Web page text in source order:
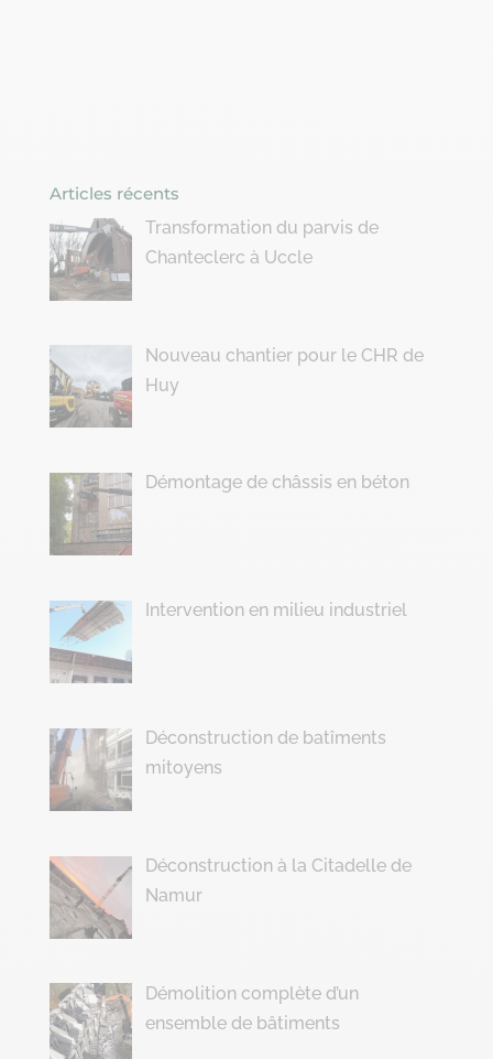
Articles récents
Transformation du parvis de
Chanteclerc à Uccle
Nouveau chantier pour le CHR de
Huy
Démontage de châssis en béton
Intervention en milieu industriel
Déconstruction de batîments
mitoyens
Déconstruction à la Citadelle de
Namur
Démolition complète d’un
ensemble de bâtiments